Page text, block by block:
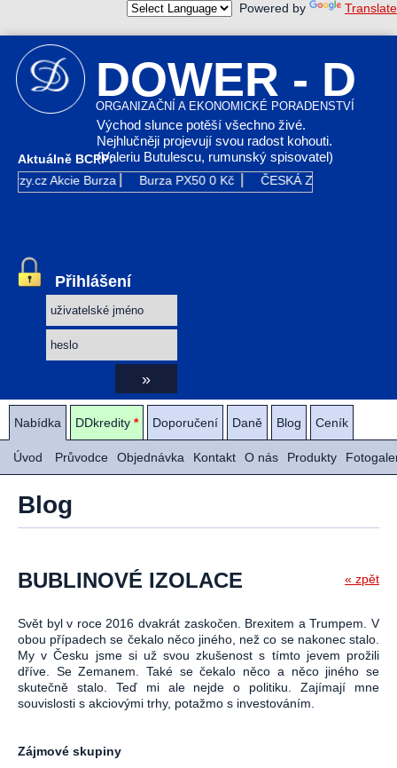
Powered by Translate
DOWER - D
ORGANIZAČNÍ A EKONOMICKÉ PORADENSTVÍ
Východ slunce potěší všechno živé.
Nejhlučněji projevují svou radost kohouti.
(Valeriu Butulescu, rumunský spisovatel)
Aktuálně BCPP:
Akcie Burza Burza PX50 0 Kč ČESKÁ ZBROJOVKA GR
Přihlášení
Nabídka DDkredity * Doporučení Daně Blog Ceník
Úvod Průvodce Objednávka Kontakt O nás Produkty
Blog
BUBLINOVÉ IZOLACE « zpět
Svět byl v roce 2016 dvakrát zaskočen. Brexitem a Trumpem. V
obou případech se čekalo něco jiného, než co se nakonec stalo.
My v Česku jsme si už svou zkušenost s tímto jevem prožili
dříve. Se Zemanem. Také se čekalo něco a něco jiného se
skutečně stalo. Teď mi ale nejde o politiku. Zajímají mne
souvislosti s akciovými trhy, potažmo s investováním.
Zájmové skupiny